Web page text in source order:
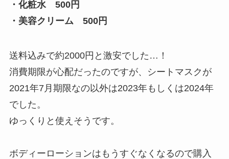
・化粧水 500円
・美容クリーム 500円
送料込みで約2000円と激安でした…！
消費期限が心配だったのですが、シートマスクが
2021年7月期限なの以外は2023年もしくは2024年
でした。
ゆっくりと使えそうです。
ボディーローションはもうすぐなくなるので購入